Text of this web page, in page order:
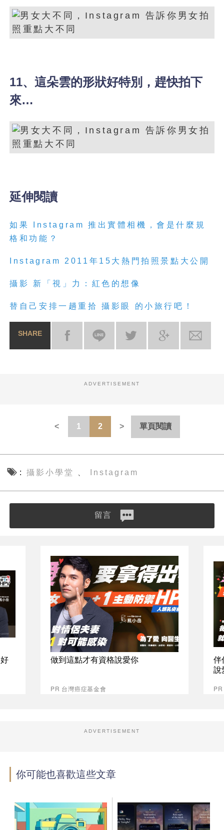
11、這朵雲的形狀好特別，趕快拍下
來…
延伸閱讀
如果 Instagram 推出實體相機，會是什麼規
格和功能？
Instagram 2011年15大熱門拍照景點大公開
攝 影 新「視」力：紅色的想像
替自己安排一趟重拾攝 影 眼 的小旅行吧！
SHARE
ADVERTISEMENT
1 2 單頁閱讀
攝影小學堂 Instagram
留言
做到這點才有資格說愛你
PR 台灣癌症基金會
伴
說
ADVERTISEMENT
你可能也喜歡這些文章